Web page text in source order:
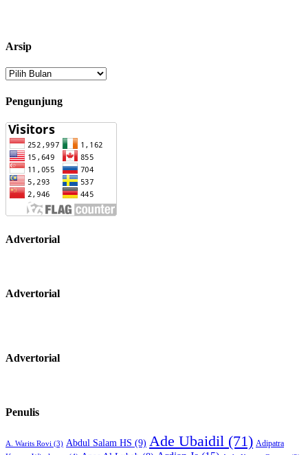
Arsip
Arsip
Pengunjung
Advertorial
Advertorial
Advertorial
Penulis
A. Warits Rovi (3) Abdul Salam HS (9) Ade Ubaidil (71) Adipatra